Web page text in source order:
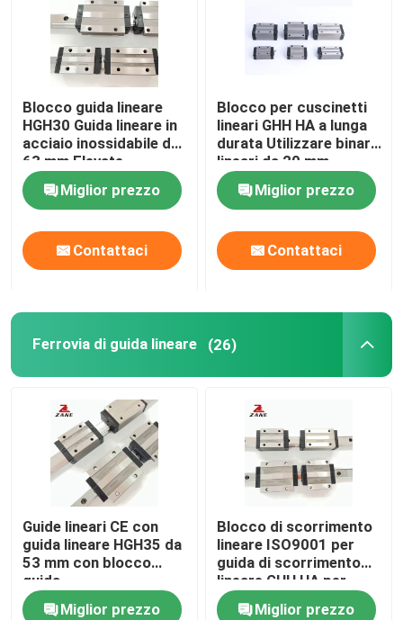
binari di guida lineari
Vite della palla
Vite a ricircolo di sfere
Modulo guida lineare
Modulo di KK
Cremagliera di YYC
Supporto dell'estremità della vite della palla
Cambio di Nidec Shimpo
Slitta guida lineare
Guida al movimento lineare
Blocco guida lineare
HGH30 Guida lineare in
acciaio inossidabile da
63 mm Elevate
prestazioni di corsa
Miglior prezzo
Contattaci
Blocco per cuscinetti
lineari GHH HA a lunga
durata Utilizzare binari
lineari da 20 mm
HGH35
Miglior prezzo
Contattaci
Ferrovia di guida lineare (26)
Guide lineari CE con
guida lineare HGH35 da
53 mm con blocco
guida
Miglior prezzo
Blocco di scorrimento
lineare ISO9001 per
guida di scorrimento
lineare GHH HA per
carichi pesanti
Miglior prezzo